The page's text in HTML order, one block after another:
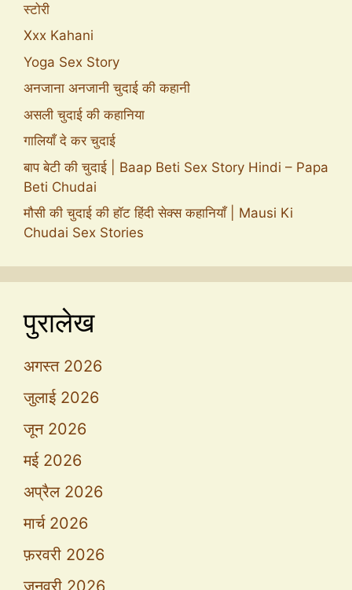
स्टोरी
Xxx Kahani
Yoga Sex Story
अनजाना अनजानी चुदाई की कहानी
असली चुदाई की कहानिया
गालियाँ दे कर चुदाई
बाप बेटी की चुदाई | Baap Beti Sex Story Hindi – Papa
Beti Chudai
मौसी की चुदाई की हॉट हिंदी सेक्स कहानियाँ | Mausi Ki
Chudai Sex Stories
पुरालेख
अगस्त 2026
जुलाई 2026
जून 2026
मई 2026
अप्रैल 2026
मार्च 2026
फ़रवरी 2026